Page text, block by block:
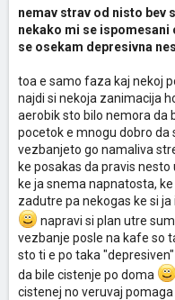
nemav strav od nisto bev
nekako mi se
se osekam depresivna
toa e samo faza kaj nekoj
najdi si nekoja zanimacija
aerobik sto bilo nemora da
pocetok e mnogu dobro da
vezbanjeto go namaliva
ke posakas da pravis
ke ja snema napnatosta,
zadutre pa nekogas ke si
napravi si plan utre
vezbanje posle na kafe so
sto ti e po taka
da bile cistenje po doma
cistenej no veruvaj